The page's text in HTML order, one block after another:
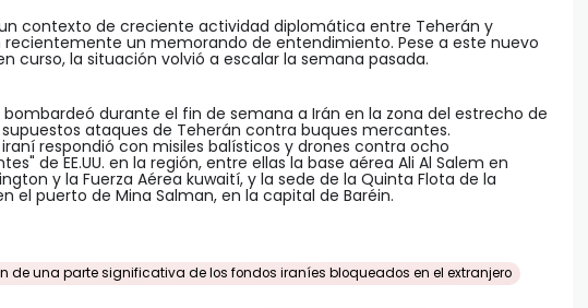
contexto de creciente actividad diplomática entre Teherán y
un memorando de entendimiento. Pese a este nuevo
curso, la situación volvió a escalar la semana pasada.
bombardeó durante el fin de semana a Irán en la zona del estrecho de
ataques de Teherán contra buques mercantes.
respondió con misiles balísticos y drones contra ocho
de EE.UU. en la región, entre ellas la base aérea Ali Al Salem en
y la Fuerza Aérea kuwaití, y la sede de la Quinta Flota de la
el puerto de Mina Salman, en la capital de Baréin.
de una parte significativa de los fondos iraníes bloqueados en el extranjero